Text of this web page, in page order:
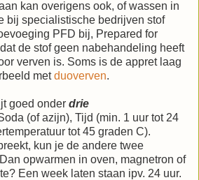
kan overigens ook, of wassen in
bij specialistische bedrijven stof
PFD bij, Prepared for
de stof geen nabehandeling heeft
verven is. Soms is de appret laag
metduoverven.
goed onder drie
(of azijn), Tijd (min. 1 uur tot 24
tot 45 graden C).
kun je de andere twee
opwarmen in oven, magnetron of
Een week laten staan ipv. 24 uur.